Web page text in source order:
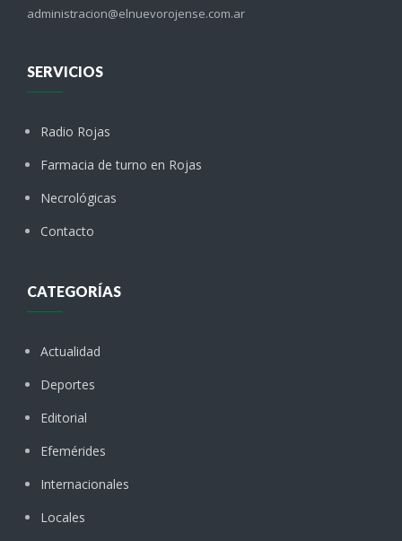
administracion@elnuevorojense.com.ar
SERVICIOS
Radio Rojas
Farmacia de turno en Rojas
Necrológicas
Contacto
CATEGORÍAS
Actualidad
Deportes
Editorial
Efemérides
Internacionales
Locales